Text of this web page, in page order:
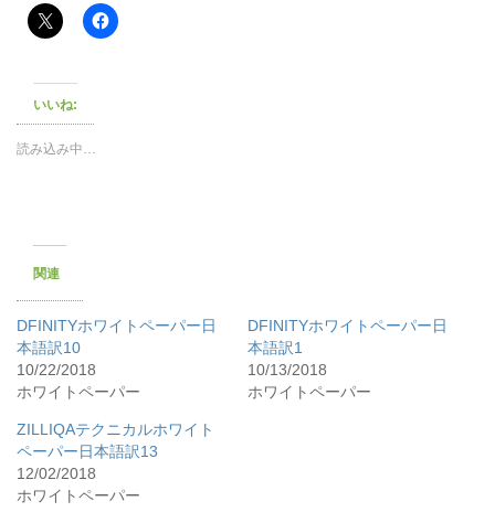
いいね:
読み込み中…
関連
DFINITYホワイトペーパー日
本語訳10
10/22/2018
ホワイトペーパー
DFINITYホワイトペーパー日
本語訳1
10/13/2018
ホワイトペーパー
ZILLIQAテクニカルホワイト
ペーパー日本語訳13
12/02/2018
ホワイトペーパー